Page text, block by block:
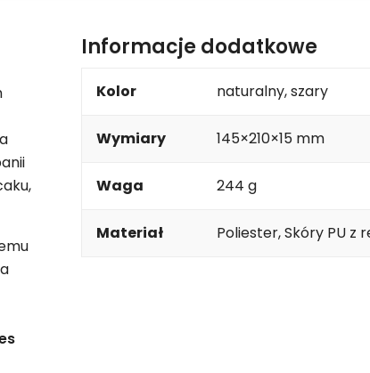
Informacje dodatkowe
Kolor naturalny, szary
Wymiary 145×210×15 mm
Waga 244 g
Materiał Poliester, Skóry PU z